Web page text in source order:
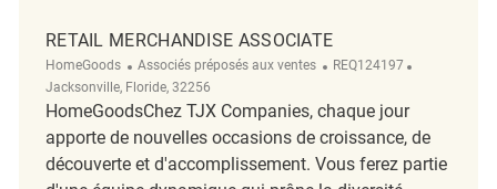
RETAIL MERCHANDISE ASSOCIATE
HomeGoods Catégorie
Associés préposés aux ventes ReqId
REQ124197
Jacksonville, Floride, 32256
HomeGoodsChez TJX Companies, chaque jour
apporte de nouvelles occasions de croissance, de
découverte et d'accomplissement. Vous ferez partie